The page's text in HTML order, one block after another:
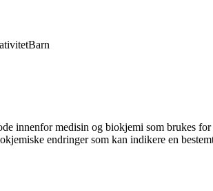
Barn
innenfor medisin og biokjemi som brukes
endringer som kan indikere en